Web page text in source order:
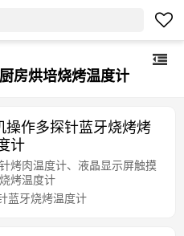
房烘培烧烤温度计
操作多探针蓝牙烧烤烤
计
烤肉温度计、液晶显示屏触摸
烤温度计
蓝牙烧烤温度计